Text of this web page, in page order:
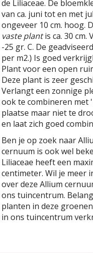
de Liliaceae. De
van ca. juni tot en met
ongeveer 10 cm. hoog.
vaste plantis ca. 30
-25 gr. C. De
per m2.) Is goed
Plant voor een open
Deze plant is zeer
Verlangt een zonnige
ook te combineren met
plaatse maar niet te
en laat zich goed
Ben je op zoek naar
cernuum is ook wel
Liliaceae heeft een
centimeter. Wil je meer
over deze Allium
ons tuincentrum.
planten in deze
in ons tuincentrum